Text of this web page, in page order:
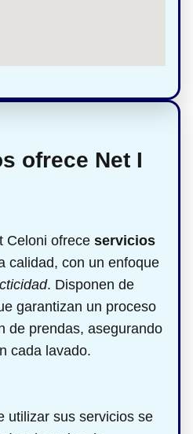
ofrece Net I
Celoni ofrece servicios
calidad, con un enfoque
. Disponen de
garantizan un proceso
de prendas, asegurando
cada lavado.
utilizar sus servicios se